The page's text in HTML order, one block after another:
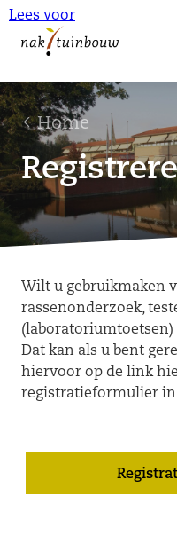
Lees voor
Home
Wilt u gebruikmaken
rassenonderzoek,
Dat kan als u bent
hiervoor op de link
registratieformulier